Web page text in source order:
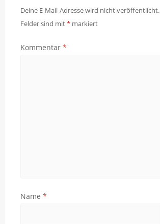
Deine E-Mail-Adresse wird nicht veröffentlicht.
Felder sind mit* markiert
Kommentar *
Name *